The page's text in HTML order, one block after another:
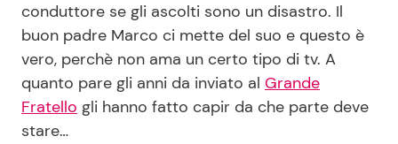
conduttore se gli ascolti sono un disastro. Il
buon padre Marco ci mette del suo e questo è
vero, perchè non ama un certo tipo di tv. A
quanto pare gli anni da inviato al Grande
Fratello gli hanno fatto capir da che parte deve
stare…